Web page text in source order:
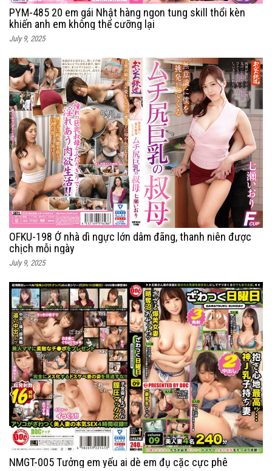
PYM-485 20 em gái Nhật hàng ngon tung skill thổi kèn
khiến anh em không thể cưỡng lại
July 9, 2025
OFKU-198 Ở nhà dì ngực lớn dâm đãng, thanh niên được
chịch mỗi ngày
July 9, 2025
NMGT-005 Tưởng em yếu ai dè em đụ cặc cực phê